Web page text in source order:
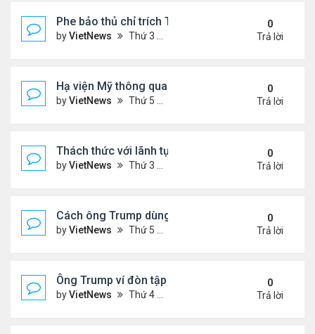
Phe bảo thủ chỉ trích Tổng thống Iran 'mềm
byVietNews Thứ 3 Tháng 7 08, 2025 8:27 am
0
Trả lời
Hạ viện Mỹ thông qua 'dự luật to đẹp'
byVietNews Thứ 5 Tháng 7 03, 2025 4:26 pm
0
Trả lời
Thách thức với lãnh tụ tối cao Iran hậu xung đột
byVietNews Thứ 3 Tháng 7 01, 2025 8:46 am
0
Trả lời
Cách ông Trump dùng mạng xã hội để dập lửa
byVietNews Thứ 5 Tháng 6 26, 2025 4:33 pm
0
Trả lời
Ông Trump ví đòn tập kích Iran với vụ ném bom
byVietNews Thứ 4 Tháng 6 25, 2025 5:43 pm
0
Trả lời